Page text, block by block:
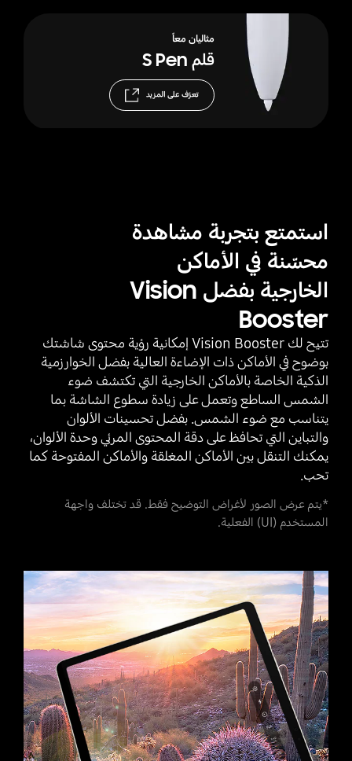
مثاليان معاً
قلم S Pen
تعرَّف على المزيد
استمتع بتجربة مشاهدة
محسّنة في الأماكن
الخارجية بفضل Vision
Booster
تتيح لك Vision Booster إمكانية رؤية محتوى شاشتك
بوضوح في الأماكن ذات الإضاءة العالية بفضل الخوارزمية
الذكية الخاصة بالأماكن الخارجية التي تكتشف ضوء
الشمس الساطع وتعمل على زيادة سطوع الشاشة بما
يتناسب مع ضوء الشمس. بفضل تحسينات الألوان
والتباين التي تحافظ على دقة المحتوى المرئي وحدة الألوان،
يمكنك التنقل بين الأماكن المغلقة والأماكن المفتوحة كما
تحب.
*يتم عرض الصور لأغراض التوضيح فقط. قد تختلف واجهة
المستخدم (UI) الفعلية.